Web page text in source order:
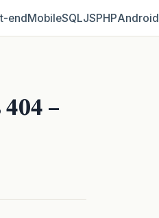
MobileSQLJSPHPAndroid
–